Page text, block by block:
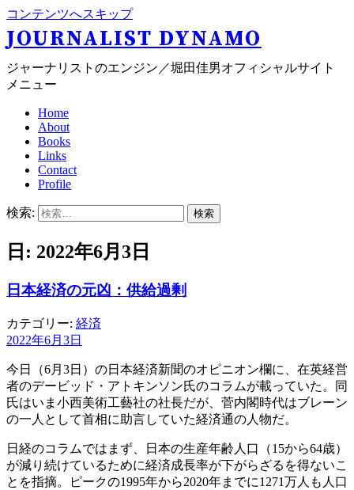
コンテンツへスキップ
JOURNALIST DYNAMO
ジャーナリストのエンジン／堀田佳男オフィシャルサイト
メニュー
Home
About
Books
Links
Contact
Profile
検索:
日: 2022年6月3日
日本経済の元凶：供給過剰
カテゴリー: 経済
2022年6月3日
今日（6月3日）の日本経済新聞のオピニオン欄に、在英経営
者のデービッド・アトキンソン氏のコラムが載っていた。同
氏はいま小西美術工藝社の社長だが、菅内閣時代はブレーン
の一人として首相に助言していた経済通の人物だ。
日経のコラムではまず、日本の生産年齢人口（15から64歳）
が減り続けているために経済成長率が下がらざるを得ないこ
とを指摘。ピークの1995年から2020年までに1271万人も人口